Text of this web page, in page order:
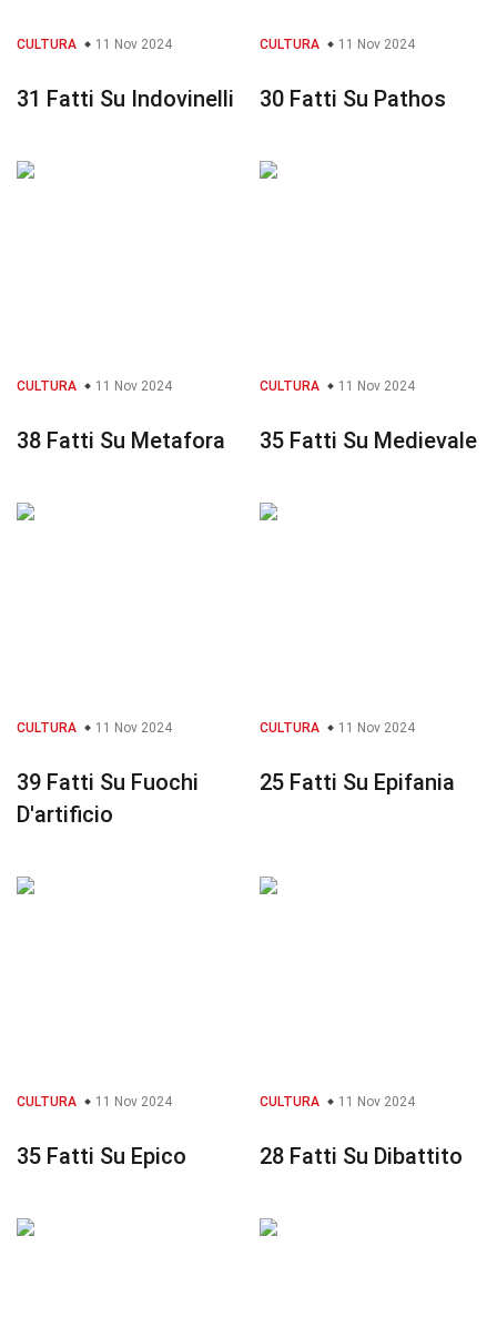
CULTURA 11 Nov 2024
31 Fatti Su Indovinelli
CULTURA 11 Nov 2024
30 Fatti Su Pathos
CULTURA 11 Nov 2024
38 Fatti Su Metafora
CULTURA 11 Nov 2024
35 Fatti Su Medievale
CULTURA 11 Nov 2024
39 Fatti Su Fuochi
D'artificio
CULTURA 11 Nov 2024
25 Fatti Su Epifania
CULTURA 11 Nov 2024
35 Fatti Su Epico
CULTURA 11 Nov 2024
28 Fatti Su Dibattito